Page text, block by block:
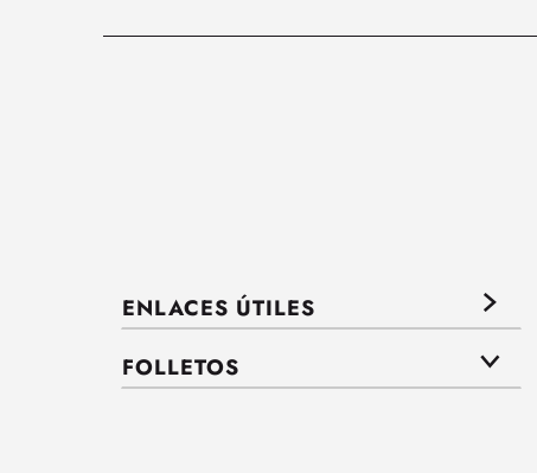
ENLACES ÚTILES
FOLLETOS